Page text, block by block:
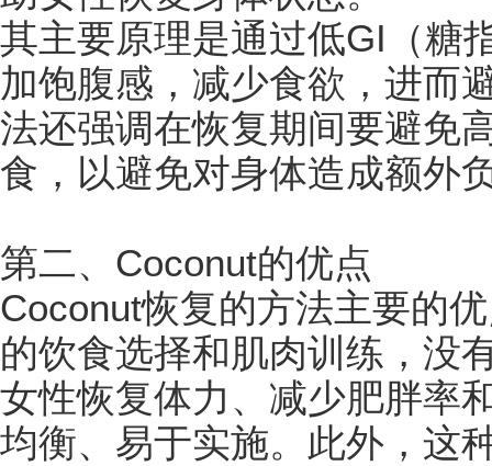
其主要原理是通过低GI（糖
加饱腹感，减少食欲，进而
法还强调在恢复期间要避免
食，以避免对身体造成额外
第二、Coconut的优点
Coconut恢复的方法主要的
的饮食选择和肌肉训练，没
女性恢复体力、减少肥胖率
均衡、易于实施。此外，这